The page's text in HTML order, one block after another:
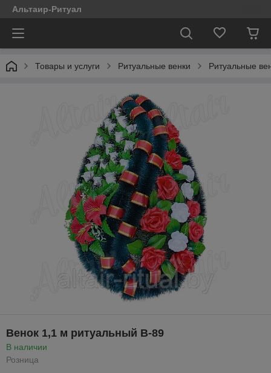
Альтаир-Ритуал
Товары и услуги Ритуальные венки Ритуальные
Венок 1,1 м ритуальный В-89
В наличии
Розница